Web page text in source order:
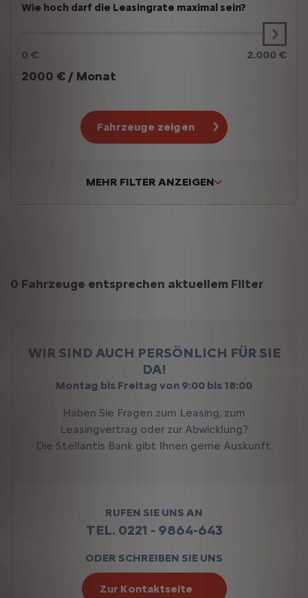
Wie hoch darf die Leasingrate maximal sein?
0 € 2.000 €
2000 € / Monat
Fahrzeuge zeigen
MEHR FILTER ANZEIGEN
Suchergebnisse
0 Fahrzeuge entsprechen aktuellem Filter
WIR SIND AUCH PERSÖNLICH FÜR SIE
DA!
Montag bis Freitag von 9:00 bis 18:00
Haben Sie Fragen zum Leasing, zum
Leasingvertrag oder zur Abwicklung?
Die Stellantis Bank gibt Ihnen gerne Auskunft.
RUFEN SIE UNS AN
TEL. 0221 - 9864-643
ODER SCHREIBEN SIE UNS
Zur Kontaktseite